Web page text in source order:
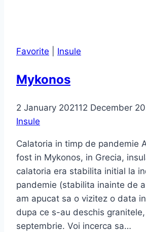
Favorite Insule
Mykonos
2 January 202112 December
Insule
Calatoria in timp de pandemie
fost in Mykonos, in Grecia,
calatoria era stabilita initial la
pandemie (stabilita inainte de
am apucat sa o vizitez o data
dupa ce s-au deschis
septembrie. Voi incerca sa…